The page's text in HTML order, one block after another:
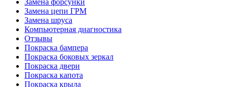
Замена форсунки
Замена цепи ГРМ
Замена шруса
Компьютерная диагностика
Отзывы
Покраска бампера
Покраска боковых зеркал
Покраска двери
Покраска капота
Покраска крыла